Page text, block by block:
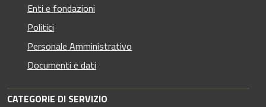
Enti e fondazioni
Politici
Personale Amministrativo
Documenti e dati
CATEGORIE DI SERVIZIO